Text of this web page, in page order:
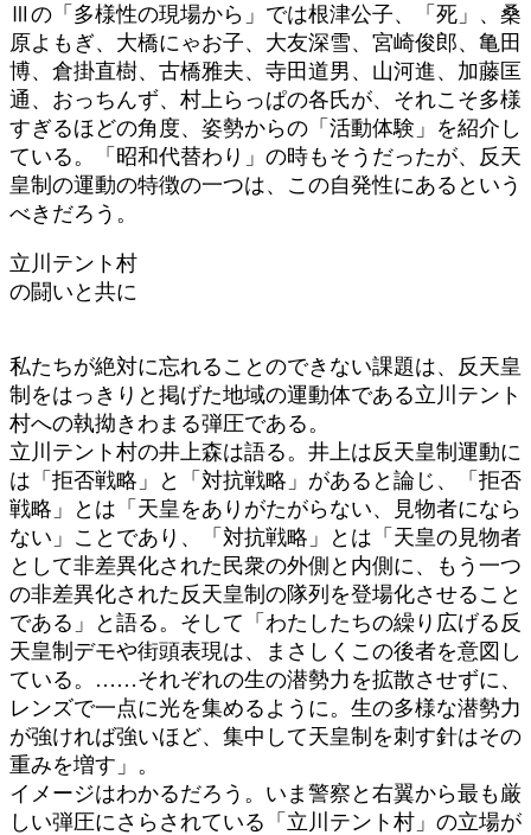
Ⅲの「多様性の現場から」では根津公子、「死」、桑
原よもぎ、大橋にゃお子、大友深雪、宮崎俊郎、亀田
博、倉掛直樹、古橋雅夫、寺田道男、山河進、加藤匡
通、おっちんず、村上らっぱの各氏が、それこそ多様
すぎるほどの角度、姿勢からの「活動体験」を紹介し
ている。「昭和代替わり」の時もそうだったが、反天
皇制の運動の特徴の一つは、この自発性にあるという
べきだろう。
立川テント村
の闘いと共に
私たちが絶対に忘れることのできない課題は、反天皇
制をはっきりと掲げた地域の運動体である立川テント
村への執拗きわまる弾圧である。
立川テント村の井上森は語る。井上は反天皇制運動に
は「拒否戦略」と「対抗戦略」があると論じ、「拒否
戦略」とは「天皇をありがたがらない、見物者になら
ない」ことであり、「対抗戦略」とは「天皇の見物者
として非差異化された民衆の外側と内側に、もう一つ
の非差異化された反天皇制の隊列を登場化させること
である」と語る。そして「わたしたちの繰り広げる反
天皇制デモや街頭表現は、まさしくこの後者を意図し
ている。……それぞれの生の潜勢力を拡散させずに、
レンズで一点に光を集めるように。生の多様な潜勢力
が強ければ強いほど、集中して天皇制を刺す針はその
重みを増す」。
イメージはわかるだろう。いま警察と右翼から最も厳
しい弾圧にさらされている「立川テント村」の立場が